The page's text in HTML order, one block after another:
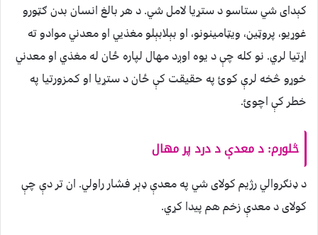
کېدای شي ستاسو د ستړيا لامل شي. د هر بالغ انسان بدن ګټورو
غوړيو، پروټین، ويټامينونو، او بېلابېلو مغذيي او معدني موادو ته
اړتيا لري. نو کله چې د یوه اوږد مهال لپاره ځان له مغذي او معدني
خوړو څخه لرې کوئ په حقیقت کې ځان د ستړيا او کمزورتیا په
خطر کې اچوئ.
څلورم:د معدې د درد پر مهال
د ډنګروالي رژیم کولای شي په معدې ډېر فشار راولي. ان تر دې چې
کولای د‌ معدې زخم هم پیدا کړي.